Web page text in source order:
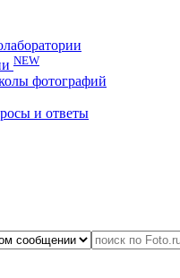
NEW
фотографий
и ответы